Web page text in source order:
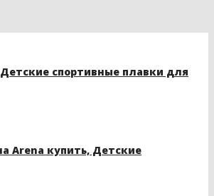
Детские спортивные плавки для
Arena купить, Детские